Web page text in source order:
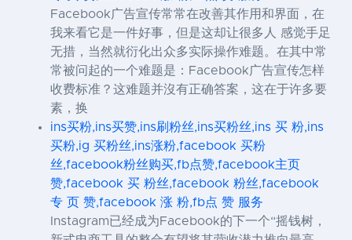
Facebook广告宣传常常在改善其作用和界面，在
我来看它是一件好事，但是这却让很多人 感觉手足
无措，当然就衍化出众多实际操作难题。在其中常
常被问起的一个难题是：Facebook广告宣传怎样
收费标准？这难题并沒有正确答案，这在于许多要
素，换
ins买粉,ins买赞,ins刷粉丝,ins买粉丝,ins 买 粉,ins
买粉,ig 买粉丝,ins涨粉,facebook 买粉
丝,facebook粉丝购买,fb点赞,facebook主页
赞,facebook 买 粉丝,facebook 粉丝,facebook
专 页 赞,facebook 涨 粉,fb点 赞 服务
Instagram已经成为Facebook的下一个“摇钱树，